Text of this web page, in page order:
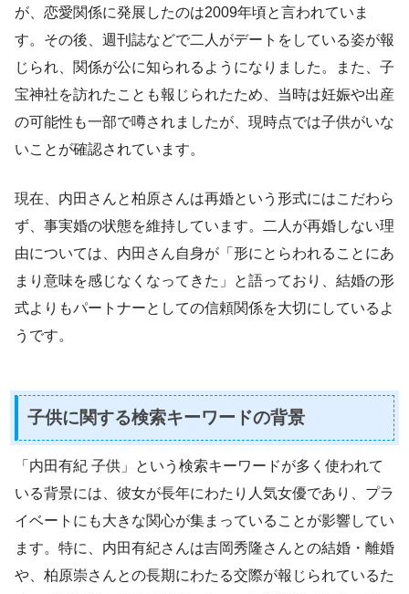
が、恋愛関係に発展したのは2009年頃と言われていま
す。その後、週刊誌などで二人がデートをしている姿が報
じられ、関係が公に知られるようになりました。また、子
宝神社を訪れたことも報じられたため、当時は妊娠や出産
の可能性も一部で噂されましたが、現時点では子供がいな
いことが確認されています。
現在、内田さんと柏原さんは再婚という形式にはこだわら
ず、事実婚の状態を維持しています。二人が再婚しない理
由については、内田さん自身が「形にとらわれることにあ
まり意味を感じなくなってきた」と語っており、結婚の形
式よりもパートナーとしての信頼関係を大切にしているよ
うです。
子供に関する検索キーワードの背景
「内田有紀 子供」という検索キーワードが多く使われて
いる背景には、彼女が長年にわたり人気女優であり、プラ
イベートにも大きな関心が集まっていることが影響してい
ます。特に、内田有紀さんは吉岡秀隆さんとの結婚・離婚
や、柏原崇さんとの長期にわたる交際が報じられているた